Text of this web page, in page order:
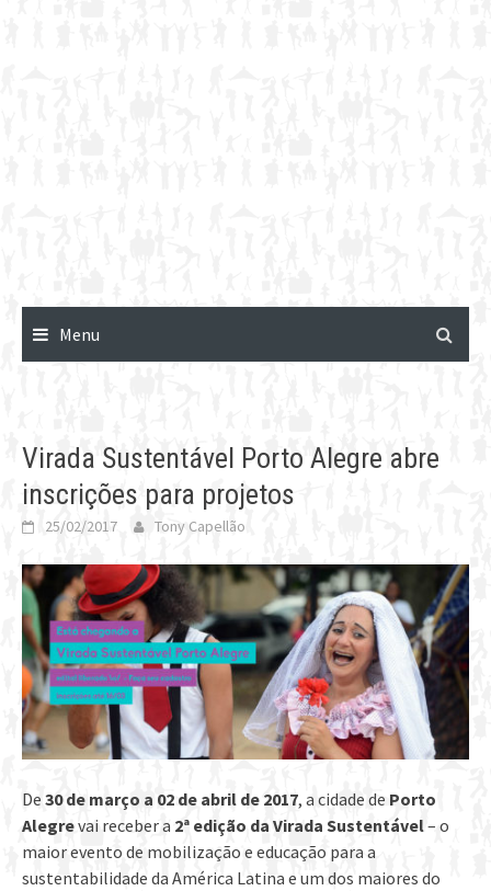
Menu
Virada Sustentável Porto Alegre abre
inscrições para projetos
25/02/2017 Tony Capellão
De 30 de março a 02 de abril de 2017, a cidade de Porto
Alegrevai receber a 2ª edição da Virada Sustentável– o
maior evento de mobilização e educação para a
sustentabilidade da América Latina e um dos maiores do